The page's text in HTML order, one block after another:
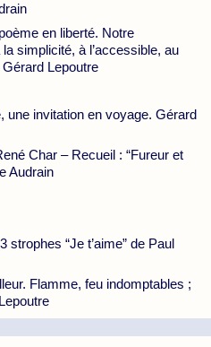
en liberté. Notre
simplicité, à l’accessible, au
Lepoutre
une invitation en voyage. Gérard
Char – Recueil : “Fureur et
Audrain
strophes “Je t’aime” de Paul
Flamme, feu indomptables ;